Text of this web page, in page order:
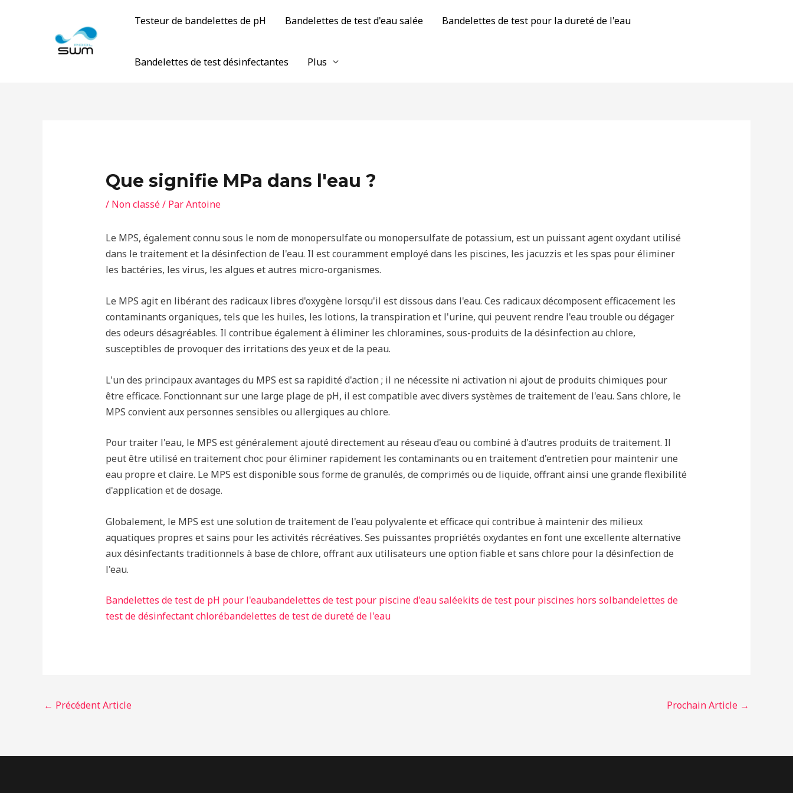
Testeur de bandelettes de pH Bandelettes de test d'eau salée Bandelettes de test pour la dureté de l'eau
Bandelettes de test désinfectantes Plus
Que signifie MPa dans l'eau ?
/ Non classé/ ParAntoine
Le MPS, également connu sous le nom de monopersulfate ou monopersulfate de potassium, est un puissant agent oxydant utilisé
dans le traitement et la désinfection de l'eau. Il est couramment employé dans les piscines, les jacuzzis et les spas pour éliminer
les bactéries, les virus, les algues et autres micro-organismes.
Le MPS agit en libérant des radicaux libres d'oxygène lorsqu'il est dissous dans l'eau. Ces radicaux décomposent efficacement les
contaminants organiques, tels que les huiles, les lotions, la transpiration et l'urine, qui peuvent rendre l'eau trouble ou dégager
des odeurs désagréables. Il contribue également à éliminer les chloramines, sous-produits de la désinfection au chlore,
susceptibles de provoquer des irritations des yeux et de la peau.
L'un des principaux avantages du MPS est sa rapidité d'action ; il ne nécessite ni activation ni ajout de produits chimiques pour
être efficace. Fonctionnant sur une large plage de pH, il est compatible avec divers systèmes de traitement de l'eau. Sans chlore, le
MPS convient aux personnes sensibles ou allergiques au chlore.
Pour traiter l'eau, le MPS est généralement ajouté directement au réseau d'eau ou combiné à d'autres produits de traitement. Il
peut être utilisé en traitement choc pour éliminer rapidement les contaminants ou en traitement d'entretien pour maintenir une
eau propre et claire. Le MPS est disponible sous forme de granulés, de comprimés ou de liquide, offrant ainsi une grande flexibilité
d'application et de dosage.
Globalement, le MPS est une solution de traitement de l'eau polyvalente et efficace qui contribue à maintenir des milieux
aquatiques propres et sains pour les activités récréatives. Ses puissantes propriétés oxydantes en font une excellente alternative
aux désinfectants traditionnels à base de chlore, offrant aux utilisateurs une option fiable et sans chlore pour la désinfection de
l'eau.
Bandelettes de test de pH pour l'eaubandelettes de test pour piscine d'eau saléekits de test pour piscines hors solbandelettes de
test de désinfectant chlorébandelettes de test de dureté de l'eau
← Précédent Article Prochain Article →